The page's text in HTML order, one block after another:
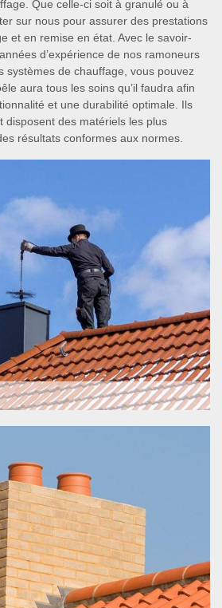
Que celle-ci soit à granulé ou à
sur nous pour assurer des prestations
et en remise en état. Avec le savoir-
d’expérience de nos ramoneurs
systèmes de chauffage, vous pouvez
aura tous les soins qu’il faudra afin
et une durabilité optimale. Ils
disposent des matériels les plus
résultats conformes aux normes.